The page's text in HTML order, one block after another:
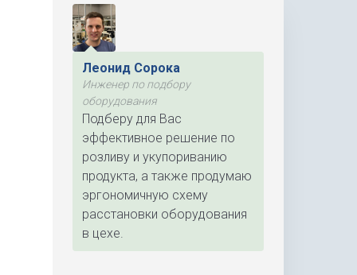
Леонид Сорока
Инженер по подбору
оборудования
Подберу для Вас
эффективное решение по
розливу и укупориванию
продукта, а также продумаю
эргономичную схему
расстановки оборудования
в цехе.